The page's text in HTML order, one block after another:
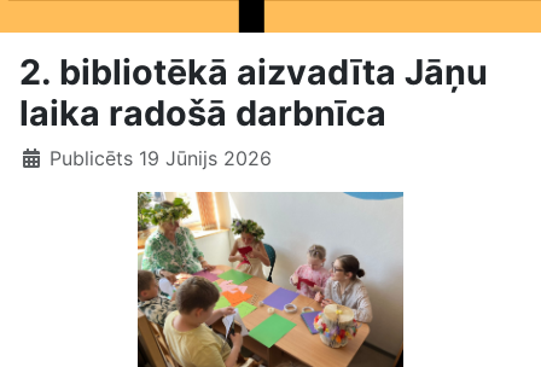
2. bibliotēkā aizvadīta Jāņu
laika radošā darbnīca
Publicēts 19 Jūnijs 2026